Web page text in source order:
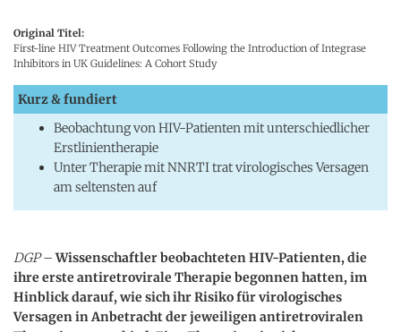
Original Titel:
First-line HIV Treatment Outcomes Following the Introduction of Integrase
Inhibitors in UK Guidelines: A Cohort Study
Kurz & fundiert
Beobachtung von HIV-Patienten mit unterschiedlicher
Erstlinientherapie
Unter Therapie mit NNRTI trat virologisches Versagen
am seltensten auf
DGP–Wissenschaftler beobachteten HIV-Patienten, die
ihre erste antiretrovirale Therapie begonnen hatten, im
Hinblick darauf, wie sich ihr Risiko für virologisches
Versagen in Anbetracht der jeweiligen antiretroviralen